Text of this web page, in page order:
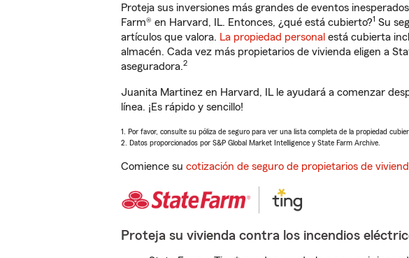
Proteja sus inversiones más grandes de eventos
Farm® en Harvard, IL. Entonces, ¿qué está cubierto?1 Su
artículos que valora. La propiedad personal está cubierta
almacén. Cada vez más propietarios de vivienda eligen a
aseguradora.2
Juanita Martinez en Harvard, IL le ayudará a comenzar
línea. ¡Es rápido y sencillo!
1. Por favor, consulte su póliza de seguro para ver una lista completa de la propiedad
2. Datos proporcionados por S&P Global Market Intelligence y State Farm Archive.
Comience su cotización de seguro de propietarios de
Proteja su vivienda contra los incendios